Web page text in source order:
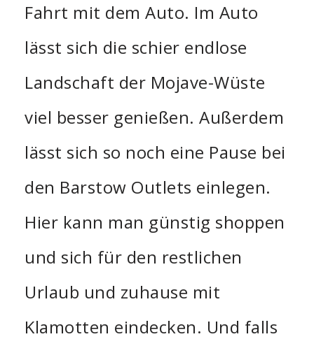
Fahrt mit dem Auto. Im Auto
lässt sich die schier endlose
Landschaft der Mojave-Wüste
viel besser genießen. Außerdem
lässt sich so noch eine Pause bei
den Barstow Outlets einlegen.
Hier kann man günstig shoppen
und sich für den restlichen
Urlaub und zuhause mit
Klamotten eindecken. Und falls